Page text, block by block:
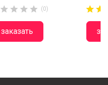
    (0)
заказать

